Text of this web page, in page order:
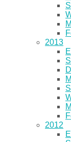
2013
2012